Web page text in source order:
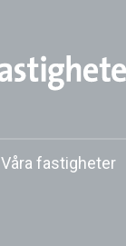
Våra fastigheter